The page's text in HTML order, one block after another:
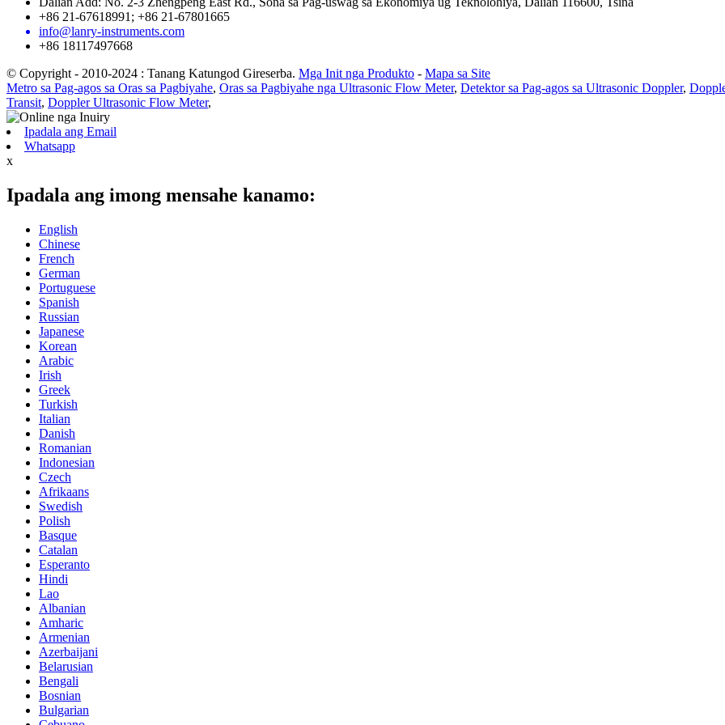
+86 21-67618991; +86 21-67801665
info@lanry-instruments.com
+86 18117497668
© Copyright - 2010-2024 : Tanang Katungod Gireserba. Mga Init nga Produkto - Mapa sa Site
Metro sa Pag-agos sa Oras sa Pagbiyahe, Oras sa Pagbiyahe nga Ultrasonic Flow Meter, Detektor sa Pag-agos sa Ultrasonic Doppler,
Transit, Doppler Ultrasonic Flow Meter,
Ipadala ang Email
Whatsapp
x
Ipadala ang imong mensahe kanamo:
English
Chinese
French
German
Portuguese
Spanish
Russian
Japanese
Korean
Arabic
Irish
Greek
Turkish
Italian
Danish
Romanian
Indonesian
Czech
Afrikaans
Swedish
Polish
Basque
Catalan
Esperanto
Hindi
Lao
Albanian
Amharic
Armenian
Azerbaijani
Belarusian
Bengali
Bosnian
Bulgarian